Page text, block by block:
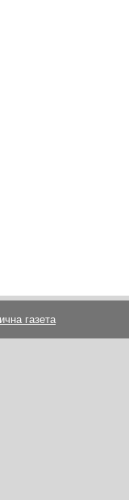
газета